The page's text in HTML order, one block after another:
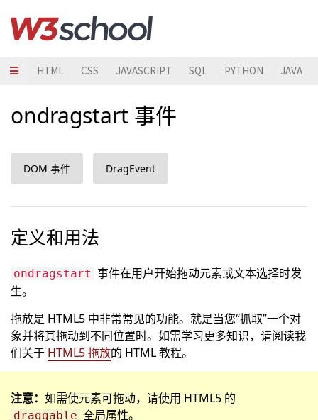
HTML CSS JAVASCRIPT SQL PYTHON JAVA
ondragstart 事件
DOM 事件 DragEvent
定义和用法
ondragstart 事件在用户开始拖动元素或文本选择时发
生。
拖放是 HTML5 中非常常见的功能。就是当您“抓取”一个对
象并将其拖动到不同位置时。如需学习更多知识，请阅读我
们关于 HTML5 拖放的 HTML 教程。
注意： 如需使元素可拖动，请使用 HTML5 的
draggable 全局属性。